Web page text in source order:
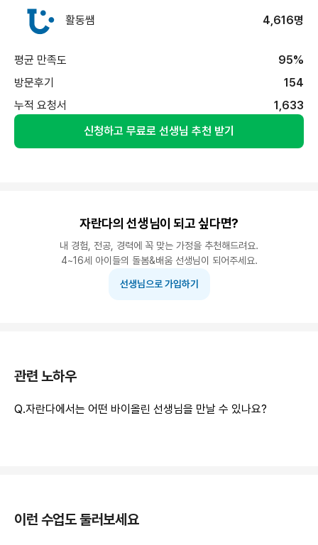
활동쌤 4,616명
평균 만족도
95%
방문후기
154
누적 요청서
1,633
신청하고 무료로 선생님 추천 받기
자란다의 선생님이 되고 싶다면?
내 경험, 전공, 경력에 꼭 맞는 가정을 추천해드려요.
4~16세 아이들의 돌봄&배움 선생님이 되어주세요.
선생님으로 가입하기
관련 노하우
Q.자란다에서는 어떤 바이올린 선생님을 만날 수 있나요?
이런 수업도 둘러보세요